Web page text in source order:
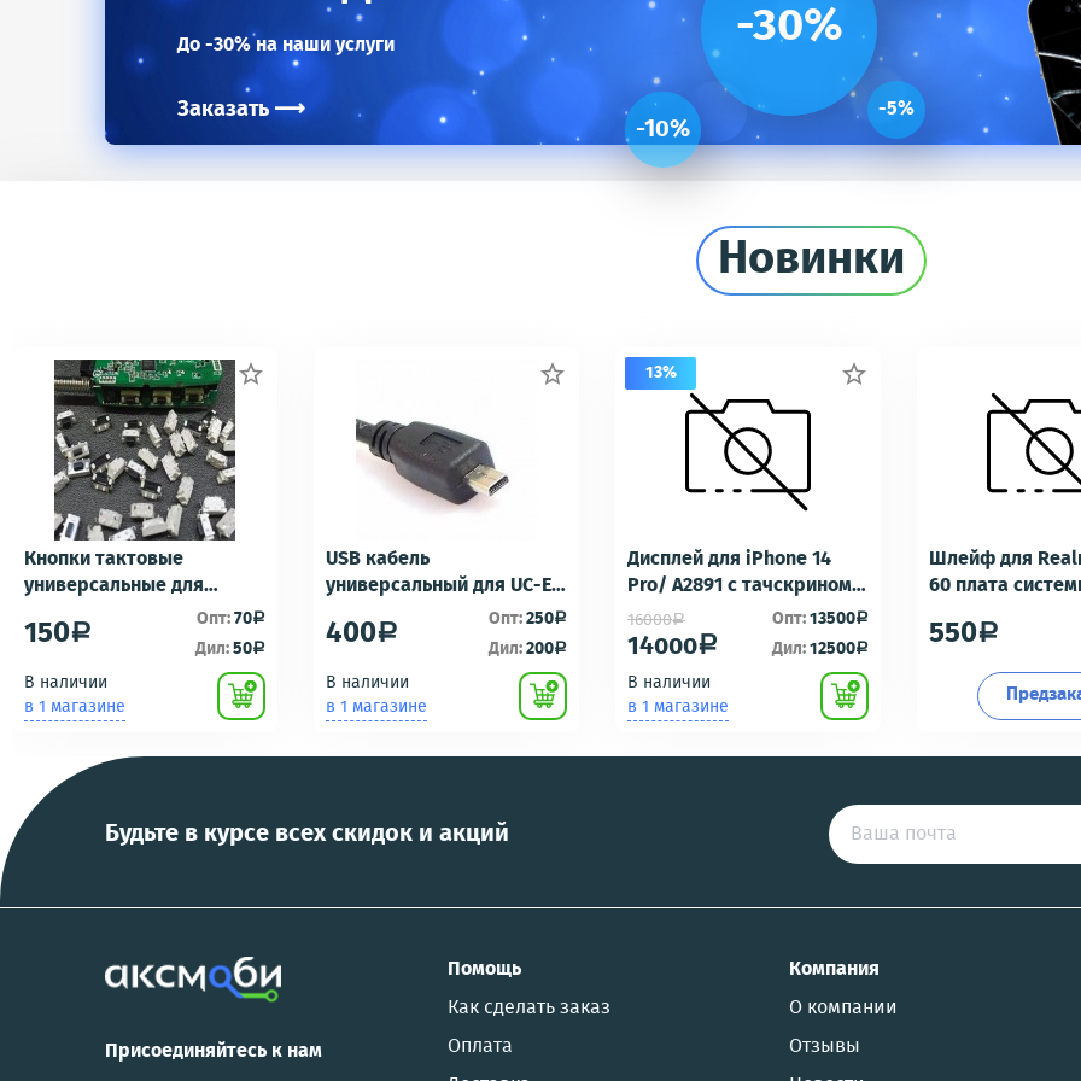
До -30% на наши услуги
Заказать⟶
-30%
-10%
-5%
Новинки

Кнопки тактовые
универсальные для
сигнализаций (кнопки,
ключи) Scher-Khan,
Tomahawk, Pandora, KGB,
Pantera, Alligator и другие
150a Опт:70a
Дил:50a
В наличии
в 1 магазине

USB кабель
универсальный для UC-E6
UC-E16 UC-E17 зарядка/
подключению к пк для
NIKON/SONY COOL
PIX/PANASONIC/OLYMPUS
400a Опт:250a
Дил:200a
В наличии
в 1 магазине

Дисплей для iPhone 14
Pro/ A2891 с тачскрином
Черный - OR100 с разбора
идеальное состояние
16000a
14000a
13%
Опт:13500a
Дил:12500a
В наличии
в 1 магазине
Шлейф для
60 плата
гарнитуры/
Премиум
550a
Будьте в курсе всех скидок и акций
Присоединяйтесь к нам
Помощь
Как сделать заказ
Оплата
Компания
О компании
Отзывы